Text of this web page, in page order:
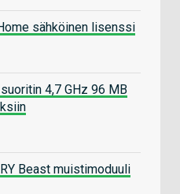
sähköinen lisenssi
4,7 GHz 96 MB
Beast muistimoduuli